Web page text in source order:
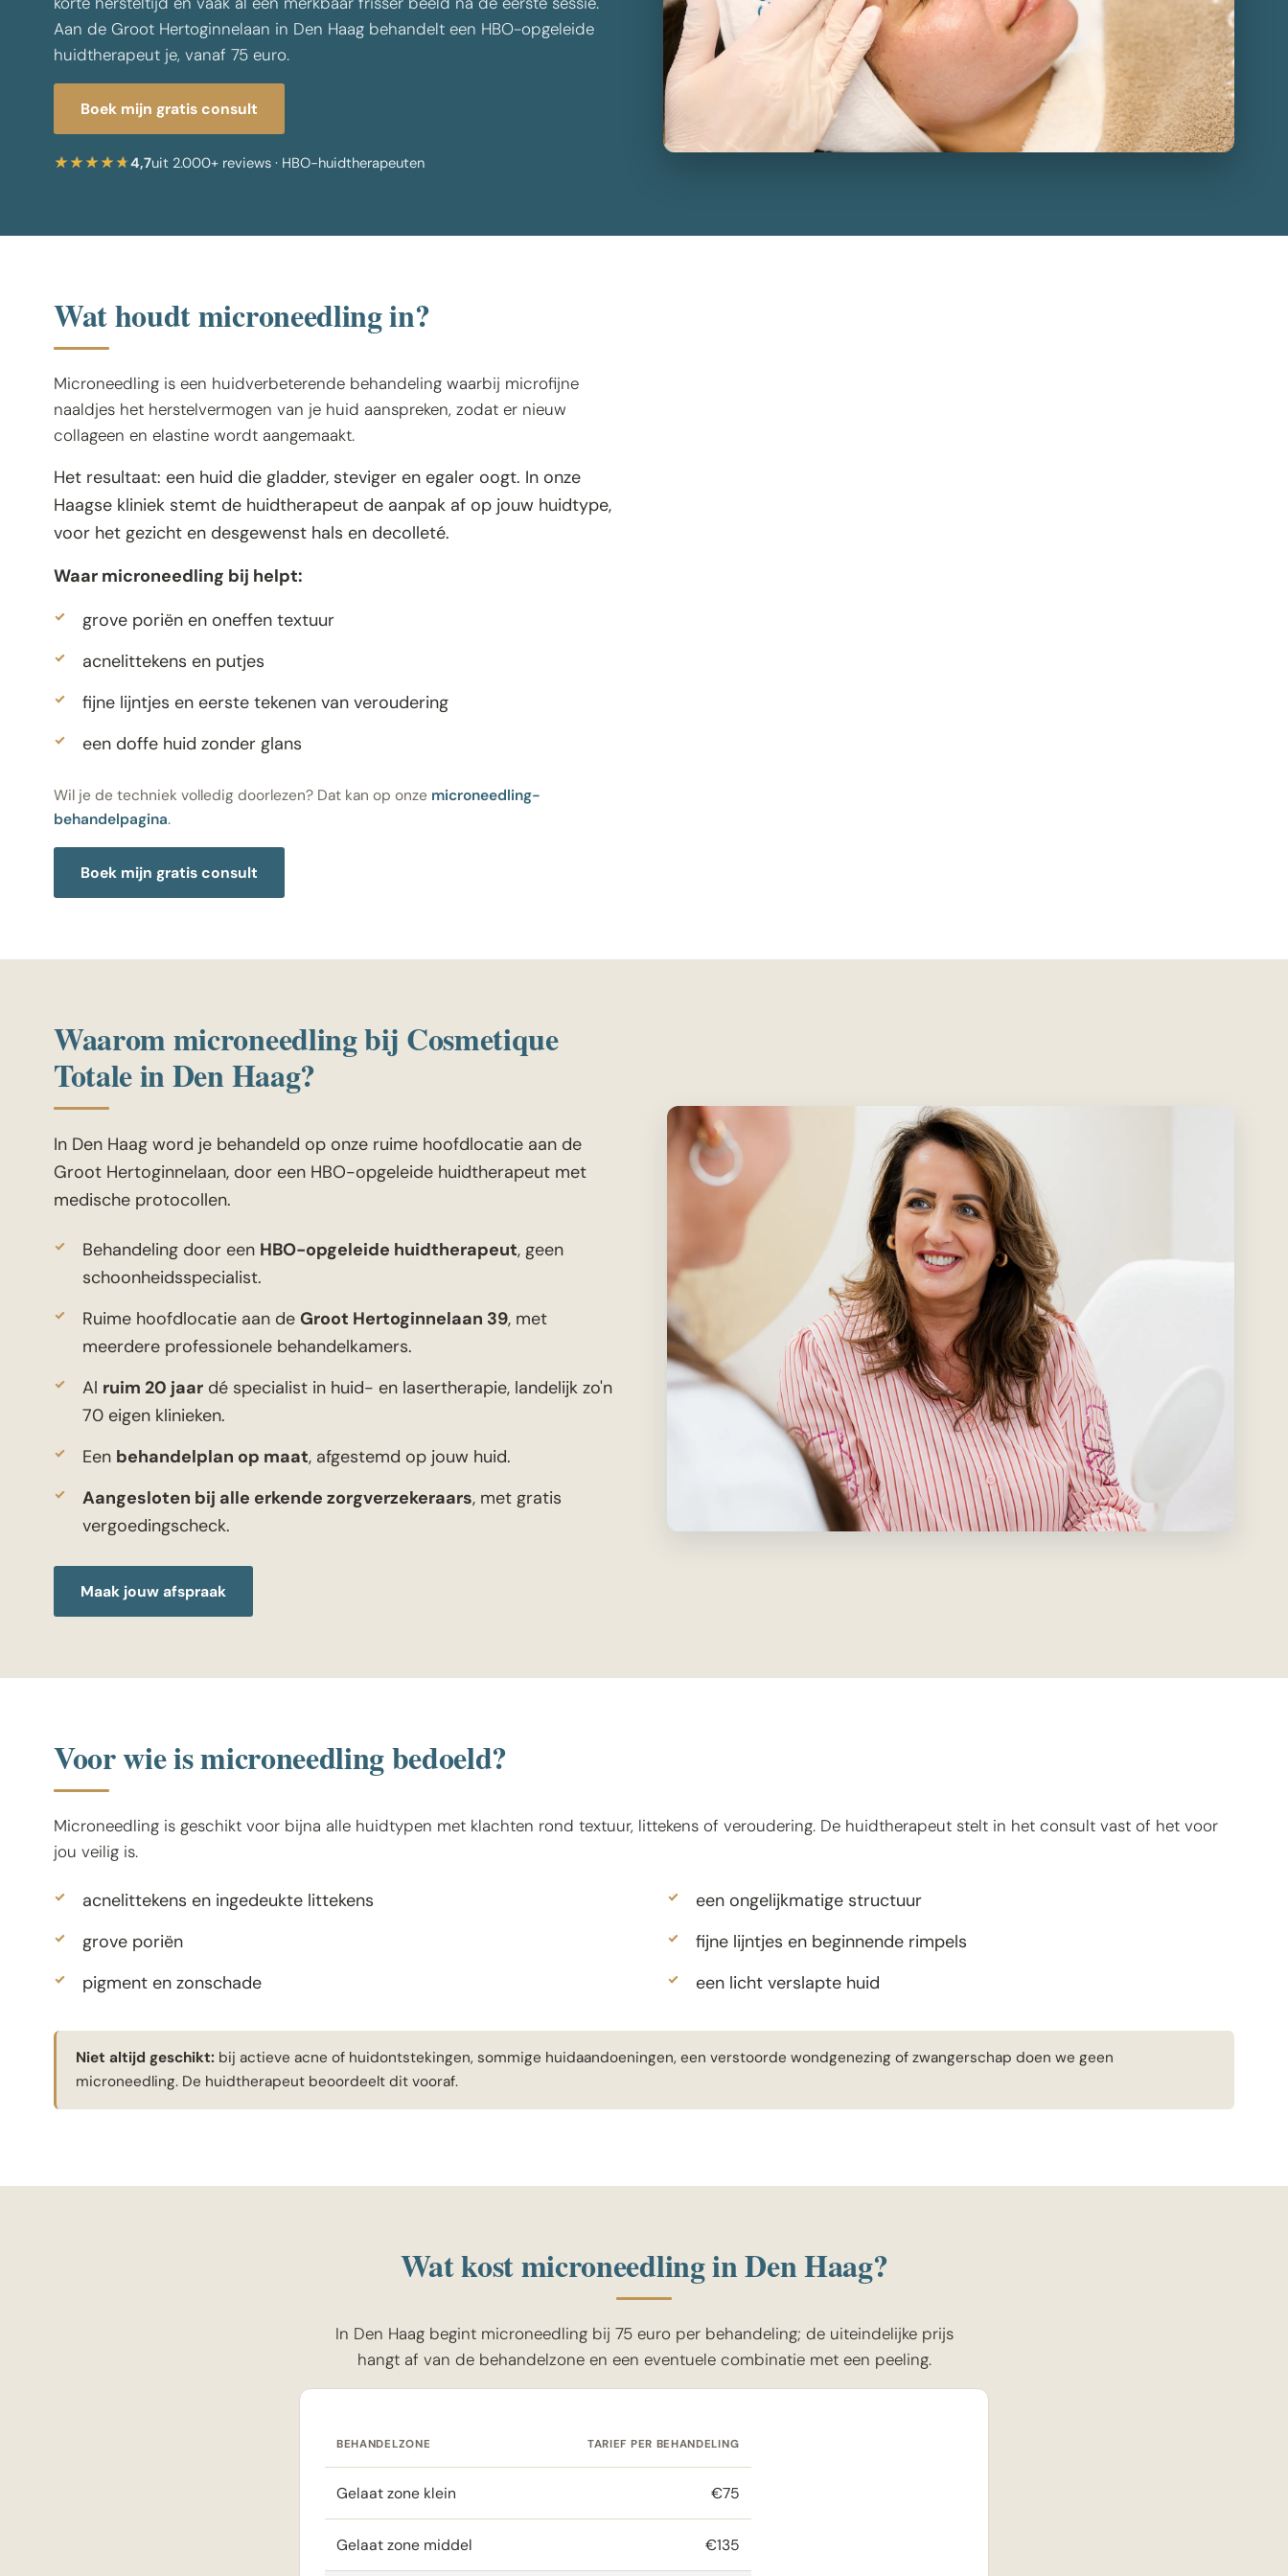
Alle behandelingen Huidverjonging
Alle medische
peelings
Aan de Groot Hertoginnelaan in Den Haag behandelt een HBO-opgeleide
huidtherapeut je, vanaf 75 euro.
Boek mijn gratis consult
4,7uit 2.000+ reviews · HBO-huidtherapeuten
Wat houdt microneedling in?
Microneedling is een huidverbeterende behandeling waarbij microfijne
naaldjes het herstelvermogen van je huid aanspreken, zodat er nieuw
collageen en elastine wordt aangemaakt.
Het resultaat: een huid die gladder, steviger en egaler oogt. In onze
Haagse kliniek stemt de huidtherapeut de aanpak af op jouw huidtype,
voor het gezicht en desgewenst hals en decolleté.
Waar microneedling bij helpt:
grove poriën en oneffen textuur
acnelittekens en putjes
fijne lijntjes en eerste tekenen van veroudering
een doffe huid zonder glans
Wil je de techniek volledig doorlezen? Dat kan op onze microneedling-
behandelpagina.
Boek mijn gratis consult
Waarom microneedling bij Cosmetique
Totale in Den Haag?
In Den Haag word je behandeld op onze ruime hoofdlocatie aan de
Groot Hertoginnelaan, door een HBO-opgeleide huidtherapeut met
medische protocollen.
Behandeling door een HBO-opgeleide huidtherapeut, geen
schoonheidsspecialist.
Ruime hoofdlocatie aan de Groot Hertoginnelaan 39, met
meerdere professionele behandelkamers.
Al ruim 20 jaar dé specialist in huid- en lasertherapie, landelijk zo'n
70 eigen klinieken.
Een behandelplan op maat, afgestemd op jouw huid.
Aangesloten bij alle erkende zorgverzekeraars, met gratis
vergoedingscheck.
Maak jouw afspraak
Voor wie is microneedling bedoeld?
Microneedling is geschikt voor bijna alle huidtypen met klachten rond textuur, littekens of veroudering. De huidtherapeut stelt in het consult vast of het voor
jou veilig is.
acnelittekens en ingedeukte littekens
grove poriën
pigment en zonschade
een ongelijkmatige structuur
fijne lijntjes en beginnende rimpels
een licht verslapte huid
Niet altijd geschikt: bij actieve acne of huidontstekingen, sommige huidaandoeningen, een verstoorde wondgenezing of zwangerschap doen we geen
microneedling. De huidtherapeut beoordeelt dit vooraf.
Wat kost microneedling in Den Haag?
In Den Haag begint microneedling bij 75 euro per behandeling; de uiteindelijke prijs
hangt af van de behandelzone en een eventuele combinatie met een peeling.
BEHANDELZONE TARIEF PER BEHANDELING
Gelaat zone klein €75
Gelaat zone middel €135